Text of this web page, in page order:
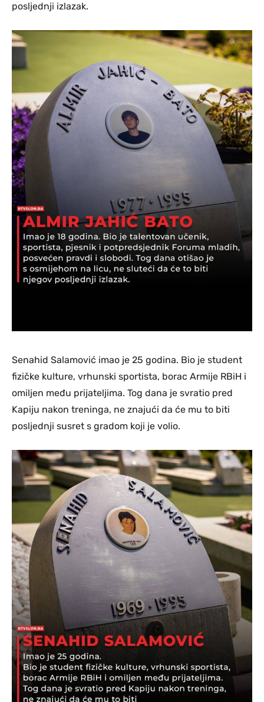
posljednji izlazak.
Senahid Salamović imao je 25 godina. Bio je student
fizičke kulture, vrhunski sportista, borac Armije RBiH i
omiljen među prijateljima. Tog dana je svratio pred
Kapiju nakon treninga, ne znajući da će mu to biti
posljednji susret s gradom koji je volio.